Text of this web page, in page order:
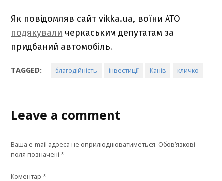
Як повідомляв сайт vikka.ua, воїни АТО
подякували черкаським депутатам за
придбаний автомобіль.
TAGGED: благодійність інвестиції Канів кличко
Leave a comment
Ваша e-mail адреса не оприлюднюватиметься. Обов’язкові
поля позначені*
Коментар*